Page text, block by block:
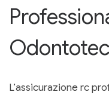
L’assicurazione rc